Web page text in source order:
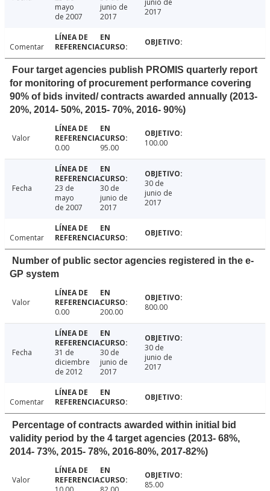
mayo
de 2007
junio de
2017
junio de
2017
Comentar
Four target agencies publish PROMIS quarterly report
for monitoring of procurement performance covering
90% of bids invited/ contracts awarded annually (2013-
20%, 2014- 50%, 2015- 70%, 2016- 90%)
Valor
0.00
95.00 100.00
Fecha
23 de
mayo
de 2007
30 de
junio de
2017
30 de
junio de
2017
Comentar
Number of public sector agencies registered in the e-
GP system
Valor
0.00
200.00 800.00
Fecha
31 de
diciembre
de 2012
30 de
junio de
2017
30 de
junio de
2017
Comentar
Percentage of contracts awarded within initial bid
validity period by the 4 target agencies (2013- 68%,
2014- 73%, 2015- 78%, 2016-80%, 2017-82%)
Valor
85.00